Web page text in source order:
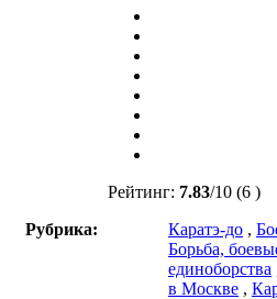
Рейтинг: 7.83/10 (6 )
Рубрика:
Каратэ-до ,
Борьба,
единоборства
в Москве ,